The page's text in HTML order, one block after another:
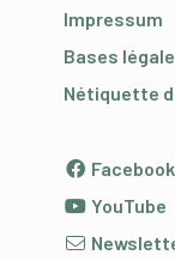
Impressum
Bases
Nétiquette
Facebook
YouTube